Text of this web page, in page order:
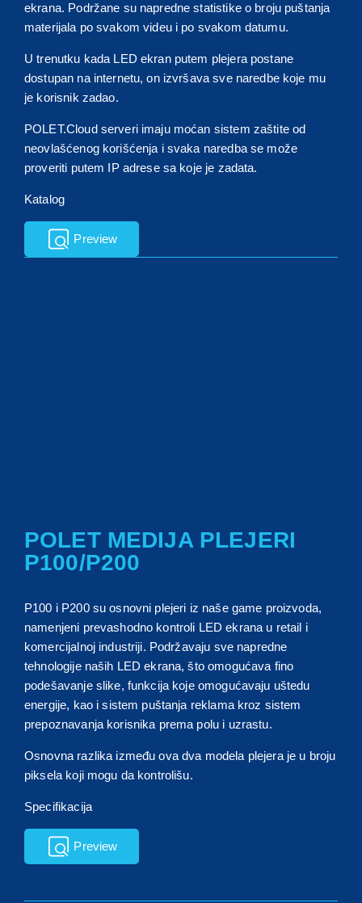
ekrana. Podržane su napredne statistike o broju puštanja
materijala po svakom videu i po svakom datumu.
U trenutku kada LED ekran putem plejera postane
dostupan na internetu, on izvršava sve naredbe koje mu
je korisnik zadao.
POLET.Cloud serveri imaju moćan sistem zaštite od
neovlašćenog korišćenja i svaka naredba se može
proveriti putem IP adrese sa koje je zadata.
Katalog
Preview
POLET MEDIJA PLEJERI
P100/P200
P100 i P200 su osnovni plejeri iz naše game proizvoda,
namenjeni prevashodno kontroli LED ekrana u retail i
komercijalnoj industriji. Podržavaju sve napredne
tehnologije naših LED ekrana, što omogućava fino
podešavanje slike, funkcija koje omogućavaju uštedu
energije, kao i sistem puštanja reklama kroz sistem
prepoznavanja korisnika prema polu i uzrastu.
Osnovna razlika između ova dva modela plejera je u broju
piksela koji mogu da kontrolišu.
Specifikacija
Preview